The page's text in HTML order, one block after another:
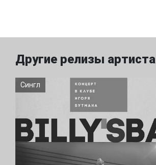
Другие релизы артиста
Сингл